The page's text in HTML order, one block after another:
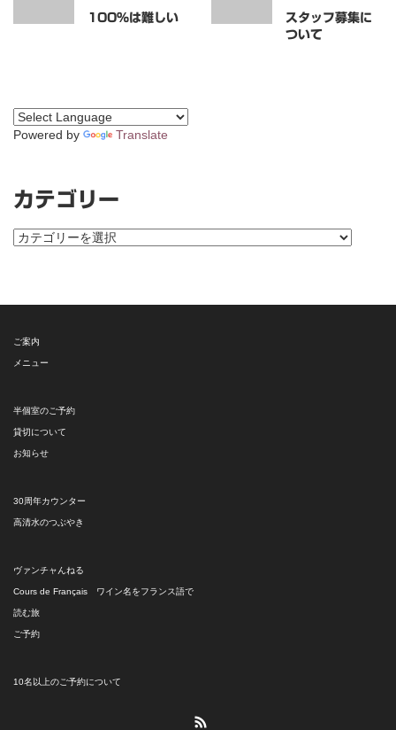
100％は難しい
スタッフ募集に
ついて
Powered by Translate
カテゴリー
カ
ー
ご案内
メニュー
半個室のご予約
貸切について
お知らせ
30周年カウンター
高清水のつぶやき
ヴァンチャんねる
Cours de Français ワイン名をフランス語で
読む旅
ご予約
10名以上のご予約について